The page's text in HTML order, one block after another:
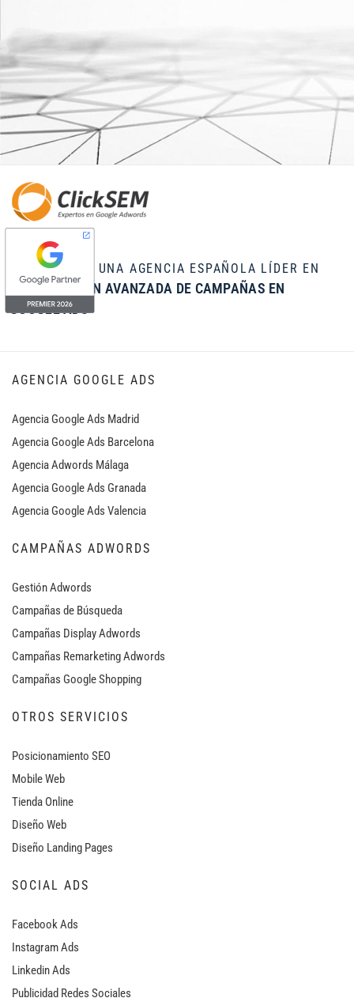
CLICKSEM ES UNA AGENCIA ESPAÑOLA LÍDER EN
OPTIMIZACIÓN AVANZADA DE CAMPAÑAS EN
GOOGLE ADS
AGENCIA GOOGLE ADS
Agencia Google Ads Madrid
Agencia Google Ads Barcelona
Agencia Adwords Málaga
Agencia Google Ads Granada
Agencia Google Ads Valencia
CAMPAÑAS ADWORDS
Gestión Adwords
Campañas de Búsqueda
Campañas Display Adwords
Campañas Remarketing Adwords
Campañas Google Shopping
OTROS SERVICIOS
Posicionamiento SEO
Mobile Web
Tienda Online
Diseño Web
Diseño Landing Pages
SOCIAL ADS
Facebook Ads
Instagram Ads
Linkedin Ads
Publicidad Redes Sociales